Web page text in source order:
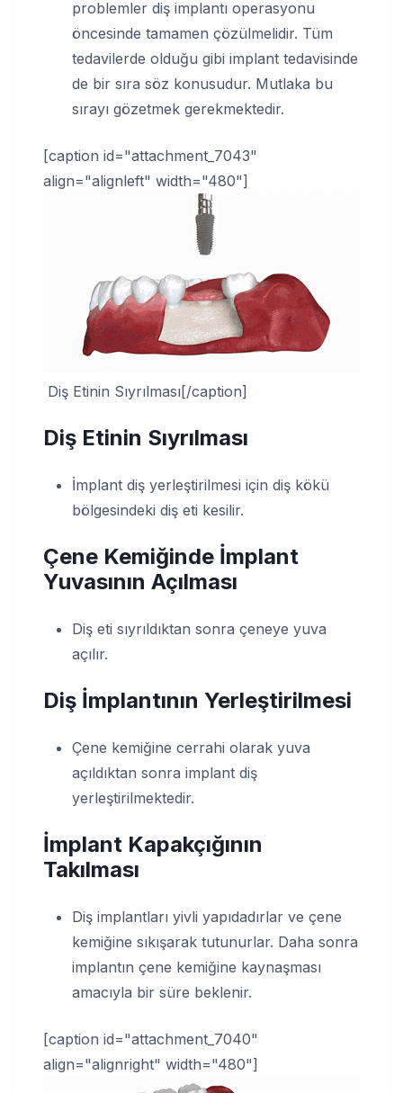
problemler diş implantı operasyonu
öncesinde tamamen çözülmelidir. Tüm
tedavilerde olduğu gibi implant tedavisinde
de bir sıra söz konusudur. Mutlaka bu
sırayı gözetmek gerekmektedir.
[caption id="attachment_7043"
align="alignleft" width="480"]
Diş Etinin Sıyrılması[/caption]
Diş Etinin Sıyrılması
İmplant diş yerleştirilmesi için diş kökü
bölgesindeki diş eti kesilir.
Çene Kemiğinde İmplant
Yuvasının Açılması
Diş eti sıyrıldıktan sonra çeneye yuva
açılır.
Diş İmplantının Yerleştirilmesi
Çene kemiğine cerrahi olarak yuva
açıldıktan sonra implant diş
yerleştirilmektedir.
İmplant Kapakçığının
Takılması
Diş implantları yivli yapıdadırlar ve çene
kemiğine sıkışarak tutunurlar. Daha sonra
implantın çene kemiğine kaynaşması
amacıyla bir süre beklenir.
[caption id="attachment_7040"
align="alignright" width="480"]